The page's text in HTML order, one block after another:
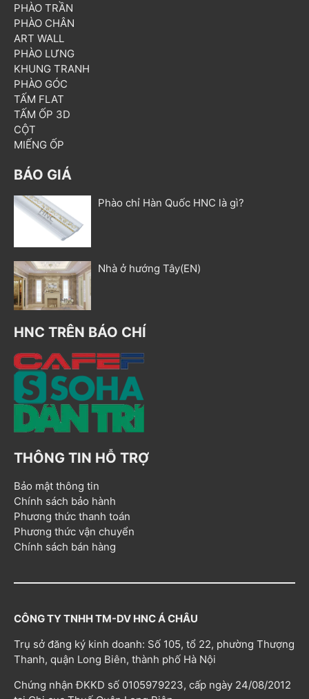
PHÀO TRẦN
PHÀO CHÂN
ART WALL
PHÀO LƯNG
KHUNG TRANH
PHÀO GÓC
TẤM FLAT
TẤM ỐP 3D
CỘT
MIẾNG ỐP
BÁO GIÁ
Phào chỉ Hàn Quốc HNC là gì?
Nhà ở hướng Tây(EN)
HNC TRÊN BÁO CHÍ
THÔNG TIN HỖ TRỢ
Bảo mật thông tin
Chính sách bảo hành
Phương thức thanh toán
Phương thức vận chuyển
Chính sách bán hàng
CÔNG TY TNHH TM-DV HNC Á CHÂU
Trụ sở đăng ký kinh doanh: Số 105, tổ 22, phường Thượng
Thanh, quận Long Biên, thành phố Hà Nội
Chứng nhận ĐKKD số 0105979223, cấp ngày 24/08/2012